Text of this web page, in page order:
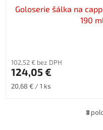
Goloserie šálka na
190
102,52 € bez DPH
124,05 €
Jednotková
20,68 € / 1 ks
8